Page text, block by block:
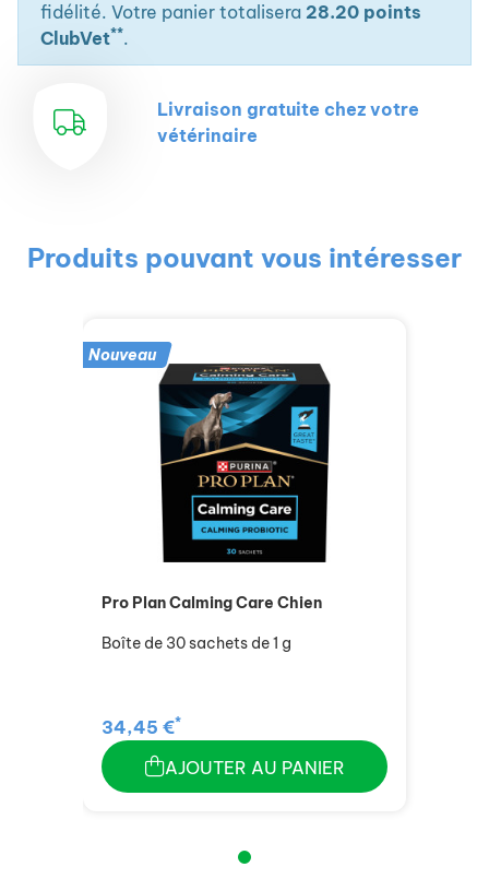
fidélité. Votre panier totalisera 28.20 points
ClubVet**.
Livraison gratuite chez votre
vétérinaire
Produits pouvant vous intéresser
Nouveau
Pro Plan Calming Care Chien
Boîte de 30 sachets de 1 g
34,45 €*
AJOUTER AU PANIER